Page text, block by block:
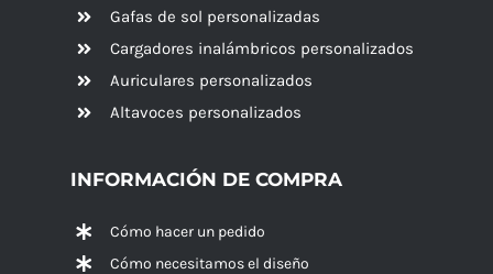
Gafas de sol personalizadas
Cargadores inalámbricos personalizados
Auriculares personalizados
Altavoces personalizados
INFORMACIÓN DE COMPRA
Cómo hacer un pedido
Cómo necesitamos el diseño